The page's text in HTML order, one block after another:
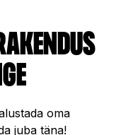
oma
juba täna!